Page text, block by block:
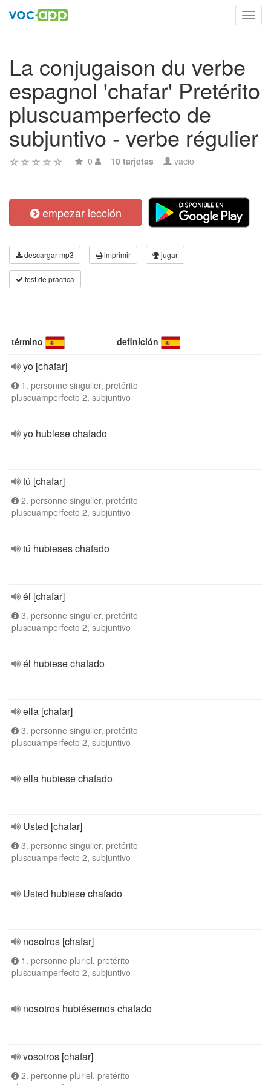
La conjugaison du verbe
espagnol 'chafar' Pretérito
pluscuamperfecto de
subjuntivo - verbe régulier
0 10 tarjetas vacio
empezar lección
descargar mp3 imprimir jugar
test de práctica
término definición
yo [chafar]
1. personne singulier, pretérito
pluscuamperfecto 2, subjuntivo
yo hubiese chafado
tú [chafar]
2. personne singulier, pretérito
pluscuamperfecto 2, subjuntivo
tú hubieses chafado
él [chafar]
3. personne singulier, pretérito
pluscuamperfecto 2, subjuntivo
él hubiese chafado
ella [chafar]
3. personne singulier, pretérito
pluscuamperfecto 2, subjuntivo
ella hubiese chafado
Usted [chafar]
3. personne singulier, pretérito
pluscuamperfecto 2, subjuntivo
Usted hubiese chafado
nosotros [chafar]
1. personne pluriel, pretérito
pluscuamperfecto 2, subjuntivo
nosotros hubiésemos chafado
vosotros [chafar]
2. personne pluriel, pretérito